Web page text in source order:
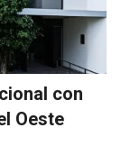
con
Oeste